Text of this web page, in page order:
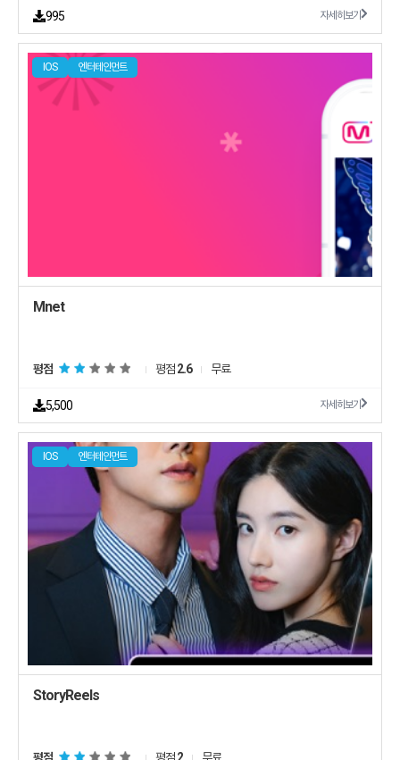
995 자세히보기
IOS 엔터테인먼트
Mnet
평점 평점2.6 무료
5,500 자세히보기
IOS 엔터테인먼트
StoryReels